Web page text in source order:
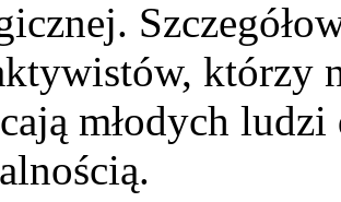
którzy
młodych